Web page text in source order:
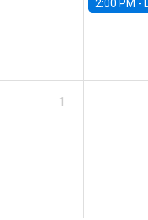
2:00 PM -
1